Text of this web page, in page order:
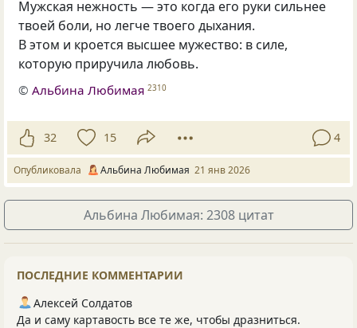
Мужская нежность — это когда его руки сильнее
твоей боли, но легче твоего дыхания.
В этом и кроется высшее мужество: в силе,
которую приручила любовь.
©Альбина Любимая 2310
32 15 4
Опубликовала Альбина Любимая 21 янв 2026
Альбина Любимая: 2308 цитат
ПОСЛЕДНИЕ КОММЕНТАРИИ
Алексей Солдатов
Да и саму картавость все те же, чтобы дразниться.